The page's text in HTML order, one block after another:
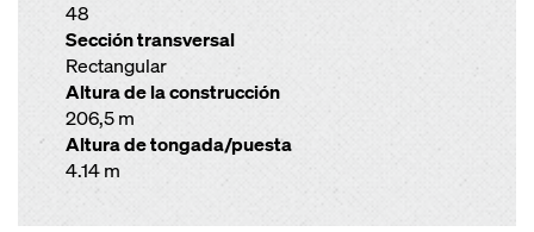
48
Sección transversal
Rectangular
Altura de la construcción
206,5 m
Altura de tongada/puesta
4.14 m